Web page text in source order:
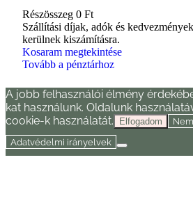
Termékek
a
kosárban
Részösszeg 0 Ft
Szállítási díjak, adók és
kerülnek kiszámításra.
Kosaram megtekintése
Tovább a pénztárhoz
A jobb felhasználói élmény
kat használunk. Oldalunk
cookie-k használatát.
Elfogadom
Adatvédelmi irányelvek